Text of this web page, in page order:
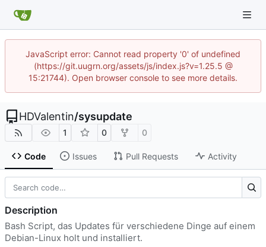
JavaScript error: Cannot read property '0' of undefined
(https://git.uugrn.org/assets/js/index.js?v=1.25.5 @
15:21744). Open browser console to see more details.
HDValentin/sysupdate
1 0 0
Code Issues Pull Requests Activity
Description
Bash Script, das Updates für verschiedene Dinge auf einem
Debian-Linux holt und installiert.